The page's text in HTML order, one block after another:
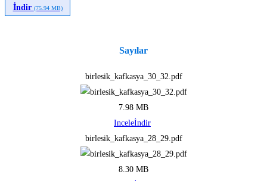
İndir (75.94 MB)
Sayılar
birlesik_kafkasya_30_32.pdf
7.98 MB
Inceleİndir
birlesik_kafkasya_28_29.pdf
8.30 MB